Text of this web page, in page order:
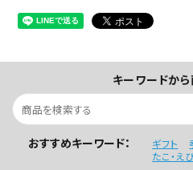
キーワードか
おすすめキーワード： ギフト
たこ・え